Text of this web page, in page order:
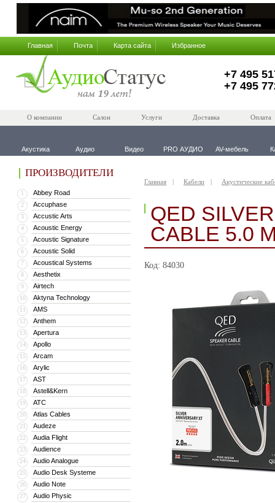
Главная Почта Карта сайта Избранное
+7 495
+7 495
О компании Салон Услуги Доставка Оплата
Акустика Аудио Видео PRO АУДИО AV-мебель
ПРОИЗВОДИТЕЛИ
1 Abbey Road
2 Accuphase
3 Accustic Arts
4 Acoustic Energy
5 Acoustic Signature
6 Acoustic Solid
7 Acoustical Systems
8 Aesthetix
9 Airtech
10 Aktyna Technology
11 AMS
12 Anthem
13 Apertura
14 Apollo
15 Arcam
16 Arylic
17 AST
18 Astell&Kern
19 ATC
20 Atlas Cables
21 Audeze
22 Audia Flight
23 Audience
24 Audio Analogue
25 Audio Desk Systeme
26 Audio Note
27 Audio Physic
Главная Кабели Акустические
QED
CABLE 5.0
Код: 84030